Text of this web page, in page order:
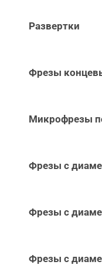
Развертки
Фрезы
Микрофрезы
Фрезы с
Фрезы с
Фрезы с